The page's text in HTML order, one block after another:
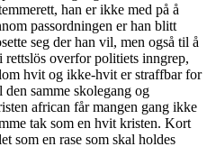
han er ikke med på å
passordningen er han blitt
seg der han vil, men også til å
rettslös overfor politiets inngrep,
hvit og ikke-hvit er straffbar for
samme skolegang og
african får mangen gang ikke
tak som en hvit kristen. Kort
som en rase som skal holdes